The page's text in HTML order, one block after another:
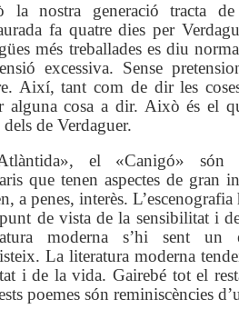
la nostra generació tracta
fa quatre dies per
més treballades es diu
excessiva. Sense
Així, tant com de dir les
alguna cosa a dir. Això és el
dels de Verdaguer.
el «Canigó» són
que tenen aspectes de gran
a penes, interès.
de vista de la sensibilitat i
moderna s’hi sent un
La literatura moderna
i de la vida. Gairebé tot el
poemes són reminiscències